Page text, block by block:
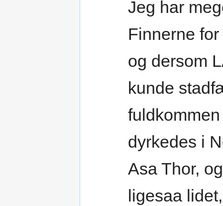
Jeg har
Finnerne
og dersom
kunde
dyrkedes i
Asa Thor,
ligesaa